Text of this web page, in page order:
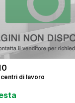
di lavoro